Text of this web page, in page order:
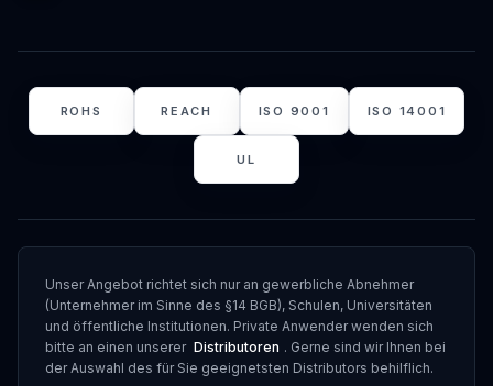
ROHS REACH ISO 9001 ISO 14001
UL
Unser Angebot richtet sich nur an gewerbliche Abnehmer
(Unternehmer im Sinne des §14 BGB), Schulen, Universitäten
und öffentliche Institutionen. Private Anwender wenden sich
bitte an einen unserer Distributoren . Gerne sind wir Ihnen bei
der Auswahl des für Sie geeignetsten Distributors behilflich.